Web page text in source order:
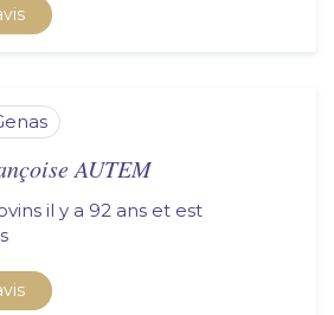
genas
AUTEM
il y a 92 ans et est